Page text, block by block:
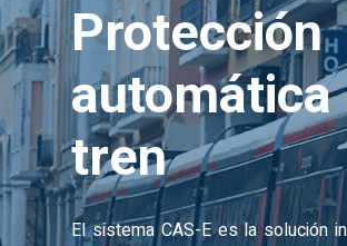
Protección
automática
tren
El sistema CAS-E es la solución